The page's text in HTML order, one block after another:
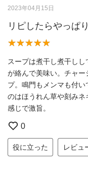
2023年04月15日
リピしたらやっぱ
スープは煮干し煮干し
が絡んで美味い。チャ
プ。鳴門もメンマも付
のはほうれん草や刻み
感じで激旨。
0
役に立った レビュ